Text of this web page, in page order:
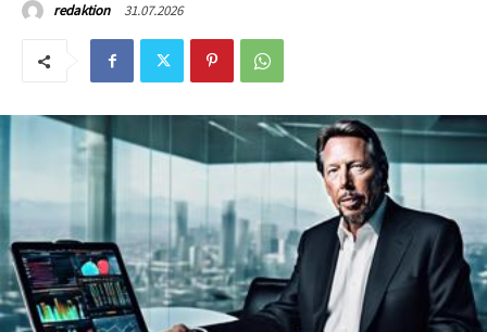
redaktion 31.07.2026